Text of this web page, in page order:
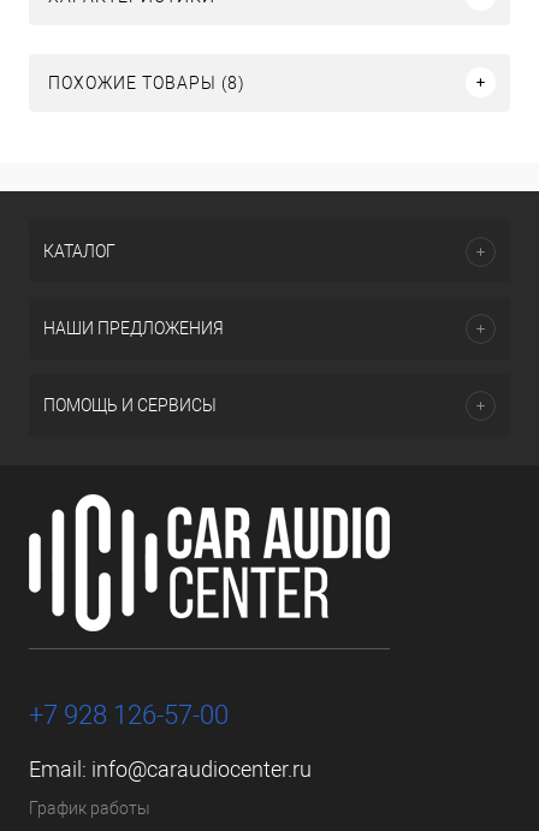
ПОХОЖИЕ ТОВАРЫ (8)
КАТАЛОГ
НАШИ ПРЕДЛОЖЕНИЯ
ПОМОЩЬ И СЕРВИСЫ
+7 928 126-57-00
Email: info@caraudiocenter.ru
График работы